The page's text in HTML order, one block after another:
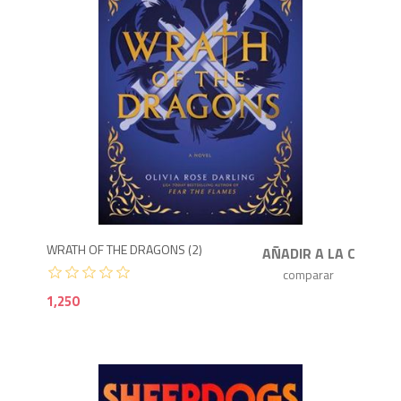
WRATH OF THE DRAGONS (2)
1,250